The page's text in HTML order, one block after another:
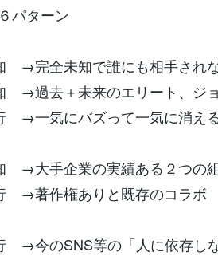
パターン
全未知で誰にも相手され
去＋未来のエリート、ジョ
気にバズって一気に消える
手企業の実績ある２つの
作権ありと既存のコラボ
のSNS等の「人に依存しな